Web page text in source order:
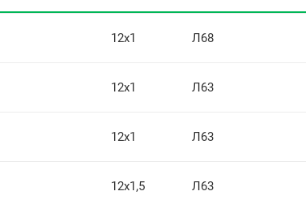
12х1 Л68
12х1 Л63
12х1 Л63
12х1,5 Л63